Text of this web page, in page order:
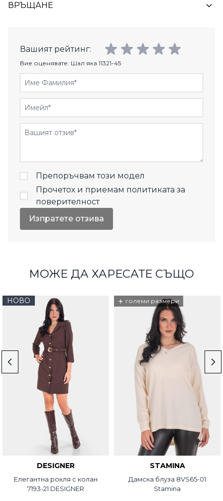
ВРЪЩАНЕ
Вашият рейтинг:
Вие оценявате: Шал яка 11321-45
Име Фамилия
Имейл
Отзиви
Препоръчвам този модел
Прочетох и приемам политиката за
поверителност
Изпратете отзива
МОЖЕ ДА ХАРЕСАТЕ СЪЩО
НОВО
DESIGNER
Елегантна рокля с колан
7193-21 DESIGNER
+ големи размери
STAMINA
Дамска блуза 8VS65-01
Stamina